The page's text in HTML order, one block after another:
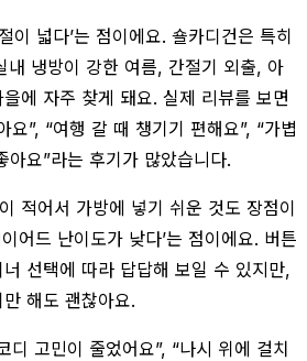
이 넓다’는 점이에요. 숄카디건은 특히
내 냉방이 강한 여름, 간절기 외출, 아
에 자주 찾게 돼요. 실제 리뷰를 보면
요”, “여행 갈 때 챙기기 편해요”, “가볍
요”라는 후기가 많았습니다.
적어서 가방에 넣기 쉬운 것도 장점이
어드 난이도가 낮다’는 점이에요. 버튼
선택에 따라 답답해 보일 수 있지만,
해도 괜찮아요.
디 고민이 줄었어요”, “나시 위에 걸치